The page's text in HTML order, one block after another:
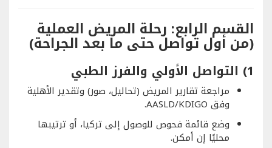
القسم الرابع: رحلة المريض العملية
(من أول تواصل حتى ما بعد الجراحة)
1) التواصل الأولي والفرز الطبي
مراجعة تقارير المريض (تحاليل، صور) وتقدير الأهلية
وفق AASLD/KDIGO.
وضع قائمة فحوص للوصول إلى تركيا، أو ترتيبها
محليًا إن أمكن.